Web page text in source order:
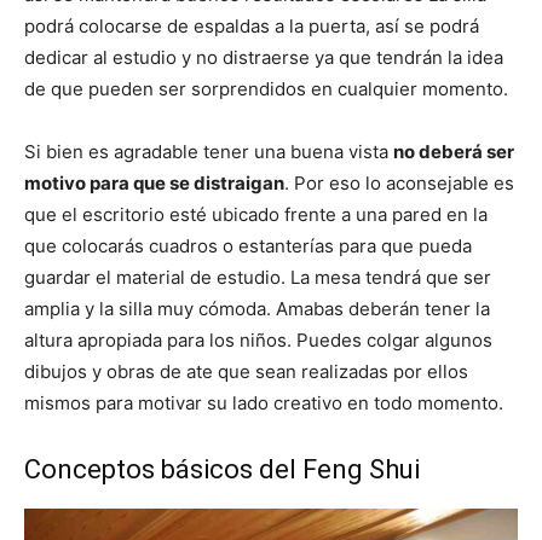
podrá colocarse de espaldas a la puerta, así se podrá
dedicar al estudio y no distraerse ya que tendrán la idea
de que pueden ser sorprendidos en cualquier momento.
Si bien es agradable tener una buena vista no deberá ser
motivo para que se distraigan. Por eso lo aconsejable es
que el escritorio esté ubicado frente a una pared en la
que colocarás cuadros o estanterías para que pueda
guardar el material de estudio. La mesa tendrá que ser
amplia y la silla muy cómoda. Amabas deberán tener la
altura apropiada para los niños. Puedes colgar algunos
dibujos y obras de ate que sean realizadas por ellos
mismos para motivar su lado creativo en todo momento.
Conceptos básicos del Feng Shui